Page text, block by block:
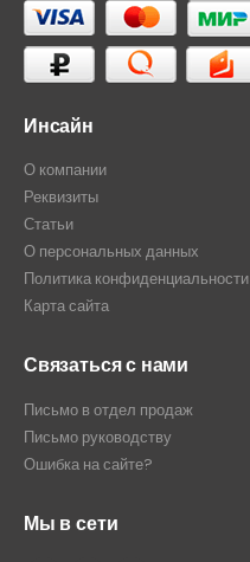
Инсайн
О компании
Реквизиты
Статьи
О персональных данных
Политика конфиденциальности
Карта сайта
Связаться с нами
Письмо в отдел продаж
Письмо руководству
Ошибка на сайте?
Мы в сети